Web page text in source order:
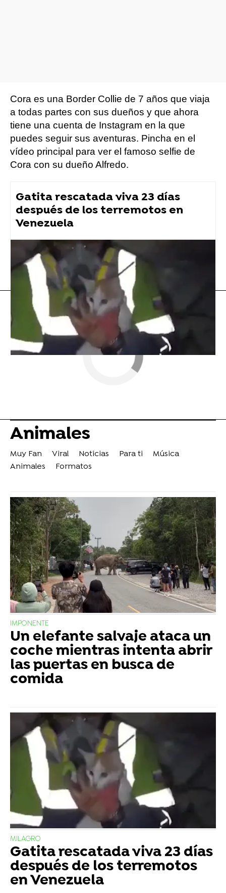
Cora es una Border Collie de 7 años que viaja
a todas partes con sus dueños y que ahora
tiene una cuenta de Instagram en la que
puedes seguir sus aventuras. Pincha en el
vídeo principal para ver el famoso selfie de
Cora con su dueño Alfredo.
Gatita rescatada viva 23 días
después de los terremotos en
Venezuela
Mascotas Twitter perros
Animales
Muy Fan Viral Noticias Para ti
Música
Animales
Formatos
IMPONENTE
Un elefante salvaje ataca un
coche mientras intenta abrir
las puertas en busca de
comida
MILAGRO
Gatita rescatada viva 23 días
después de los terremotos
en Venezuela